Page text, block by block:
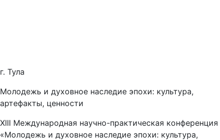
г. Тула
Молодежь и духовное наследие эпохи: культура,
артефакты, ценности
XIII Международная научно-практическая конференция
«Молодежь и духовное наследие эпохи: культура,